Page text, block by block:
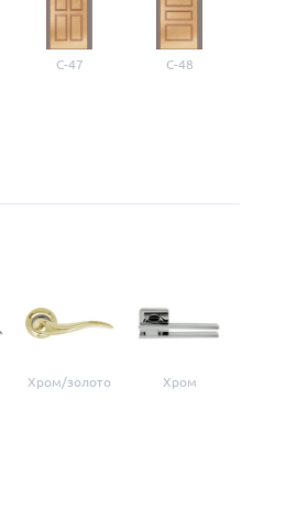
С-47 С-48
Хром/золото Хром